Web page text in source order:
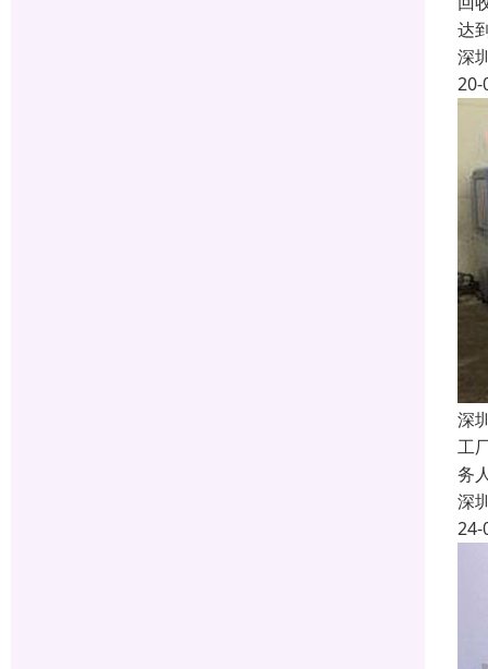
达
深
20-
深
工
务
深
24-